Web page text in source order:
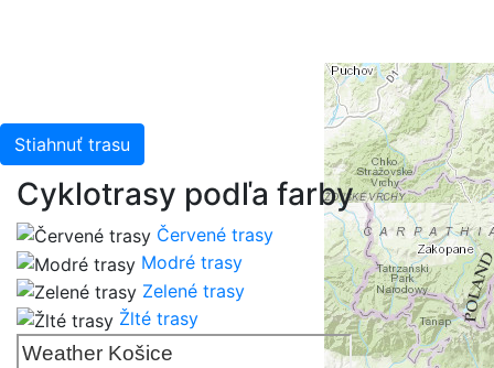
Stiahnuť trasu
Cyklotrasy podľa farby
Červené trasy
Modré trasy
Zelené trasy
Žlté trasy